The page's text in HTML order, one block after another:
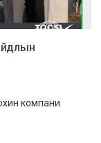
охин компани